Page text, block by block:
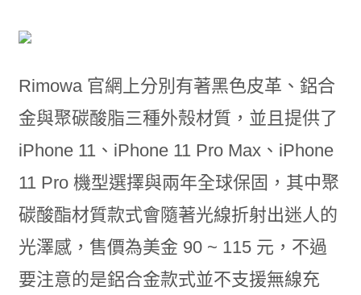
Rimowa 官網上分別有著黑色皮革、鋁合
金與聚碳酸脂三種外殼材質，並且提供了
iPhone 11、iPhone 11 Pro Max、iPhone
11 Pro 機型選擇與兩年全球保固，其中聚
碳酸酯材質款式會隨著光線折射出迷人的
光澤感，售價為美金 90 ~ 115 元，不過
要注意的是鋁合金款式並不支援無線充